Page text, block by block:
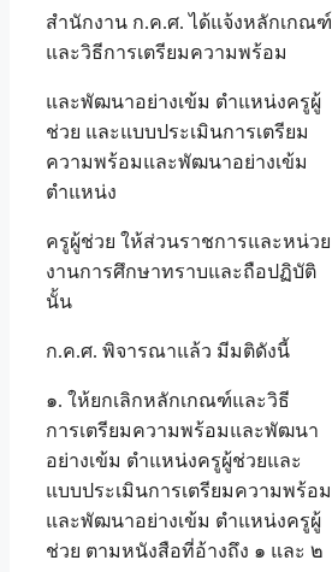
สำนักงาน ก.ค.ศ. ได้แจ้งหลักเกณฑ์
และวิธีการเตรียมความพร้อม
และพัฒนาอย่างเข้ม ตำแหน่งครูผู้
ช่วย และแบบประเมินการเตรียม
ความพร้อมและพัฒนาอย่างเข้ม
ตำแหน่ง
ครูผู้ช่วย ให้ส่วนราชการและหน่วย
งานการศึกษาทราบและถือปฏิบัติ
นั้น
ก.ค.ศ. พิจารณาแล้ว มีมติดังนี้
๑. ให้ยกเลิกหลักเกณฑ์และวิธี
การเตรียมความพร้อมและพัฒนา
อย่างเข้ม ตำแหน่งครูผู้ช่วยและ
แบบประเมินการเตรียมความพร้อม
และพัฒนาอย่างเข้ม ตำแหน่งครูผู้
ช่วย ตามหนังสือที่อ้างถึง ๑ และ ๒